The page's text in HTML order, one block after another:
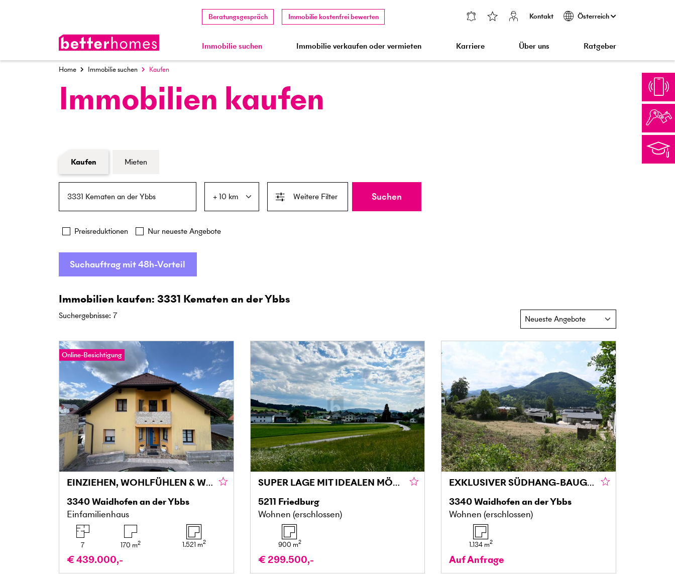
Beratungsgespräch Immobilie kostenfrei bewerten Kontakt Österreich
Immobilie suchen Immobilie verkaufen oder vermieten Karriere Über uns Ratgeber
Home Immobilie suchen Kaufen
Immobilien kaufen
Formular Immobiliensuche
Kaufen
Mieten
Weitere Filter
Preisreduktionen Nur neueste Angebote
Suchen
Suchauftrag mit 48h-Vorteil
Immobilien kaufen: 3331 Kematen an der Ybbs
Suchergebnisse: 7
Online-Besichtigung
EINZIEHEN, WOHLFÜHLEN & WEITERENTWICKELN – GROSSZÜGIGES FAMILIENPARADIES MIT TRAUMGARTEN, SAUNA UND AUSBAUPOTENZIAL IN SONNIGER AUSSICHTSLAGE
3340Waidhofen an der Ybbs
Einfamilienhaus
7 170 m2 1.521 m2
€ 439.000,-
SUPER LAGE MIT IDEALEN MÖGLICHKEITEN!
5211 Friedburg
Wohnen (erschlossen)
900 m2
€ 299.500,-
EXKLUSIVER SÜDHANG-BAUGRUND IN ABSOLUTER RUHELAGE
3340Waidhofen an der Ybbs
Wohnen (erschlossen)
1.134 m2
Auf Anfrage